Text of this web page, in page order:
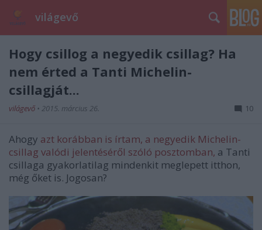
világevő
Hogy csillog a negyedik csillag? Ha
nem érted a Tanti Michelin-
csillagját...
világevő • 2015. március 26. 10
Ahogy azt korábban is írtam, a negyedik Michelin-
csillag valódi jelentéséről szóló posztomban, a Tanti
csillaga gyakorlatilag mindenkit meglepett itthon,
még őket is. Jogosan?